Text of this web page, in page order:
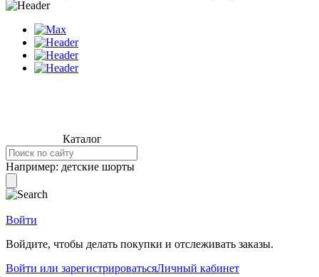
Каталог
Например: детские шорты
Войти
Войдите, чтобы делать покупки и отслеживать заказы.
Войти или зарегистрироватьсяЛичный кабинет